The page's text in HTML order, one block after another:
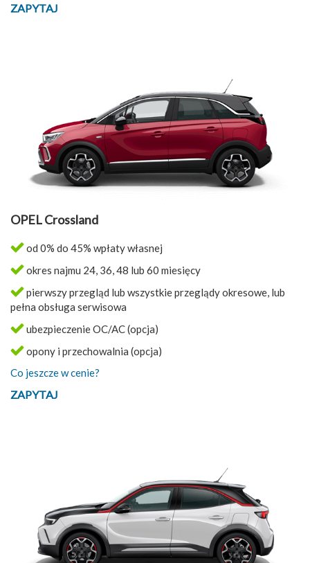
ZAPYTAJ
OPEL Crossland
od 0% do 45% wpłaty własnej
okres najmu 24, 36, 48 lub 60 miesięcy
pierwszy przegląd lub wszystkie przeglądy okresowe, lub
pełna obsługa serwisowa
ubezpieczenie OC/AC (opcja)
opony i przechowalnia (opcja)
Co jeszcze w cenie?
ZAPYTAJ